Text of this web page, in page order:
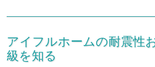
アイフルホームの耐震性
級を知る